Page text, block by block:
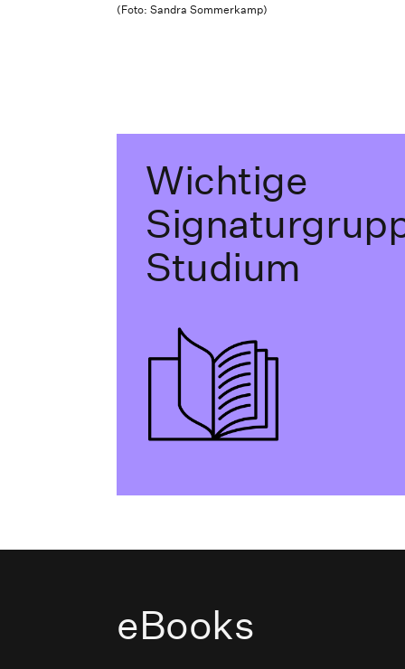
(Foto: Sandra Sommerkamp)
Wichtige
Studium
eBooks